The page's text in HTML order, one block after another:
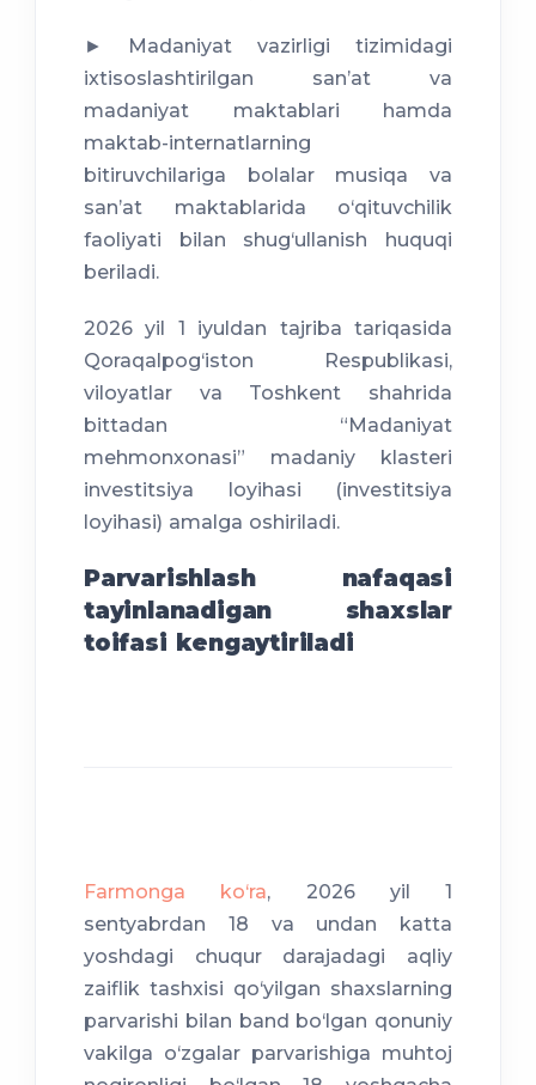
► Madaniyat vazirligi tizimidagi
ixtisoslashtirilgan sanʼat va
madaniyat maktablari hamda
maktab-internatlarning
bitiruvchilariga bolalar musiqa va
sanʼat maktablarida o‘qituvchilik
faoliyati bilan shug‘ullanish huquqi
beriladi.
2026 yil 1 iyuldan tajriba tariqasida
Qoraqalpog‘iston Respublikasi,
viloyatlar va Toshkent shahrida
bittadan “Madaniyat
mehmonxonasi” madaniy klasteri
investitsiya loyihasi (investitsiya
loyihasi) amalga oshiriladi.
Parvarishlash nafaqasi
tayinlanadigan shaxslar
toifasi kengaytiriladi
Farmonga ko‘ra, 2026 yil 1
sentyabrdan 18 va undan katta
yoshdagi chuqur darajadagi aqliy
zaiflik tashxisi qo‘yilgan shaxslarning
parvarishi bilan band bo‘lgan qonuniy
vakilga o‘zgalar parvarishiga muhtoj